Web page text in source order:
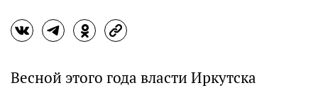
Весной этого года власти Иркутска